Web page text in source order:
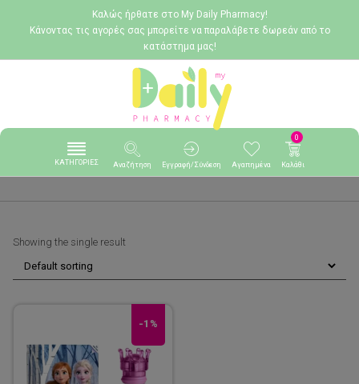
Καλώς ήρθατε στο My Daily Pharmacy!
Κάνοντας τις αγορές σας μπορείτε να παραλάβετε δωρεάν από το
κατάστημα μας!
ΚΑΤΗΓΟΡΙΕΣ Αναζήτηση Εγγραφή/Σύνδεση Αγαπημένα
0
Καλάθι
Showing the single result
-1%